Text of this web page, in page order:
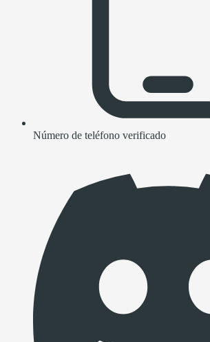
Número de teléfono verificado